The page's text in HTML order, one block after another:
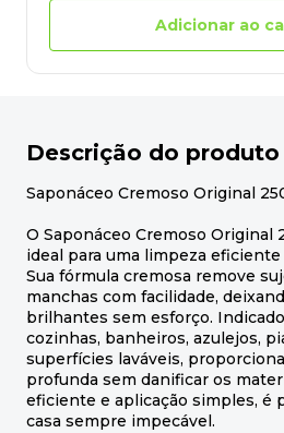
Adicionar ao
Descrição do produto
Saponáceo Cremoso Original
O Saponáceo Cremoso Original
ideal para uma limpeza eficiente
Sua fórmula cremosa remove
manchas com facilidade,
brilhantes sem esforço.
cozinhas, banheiros, azulejos,
superfícies laváveis,
profunda sem danificar os
eficiente e aplicação simples, é
casa sempre impecável.